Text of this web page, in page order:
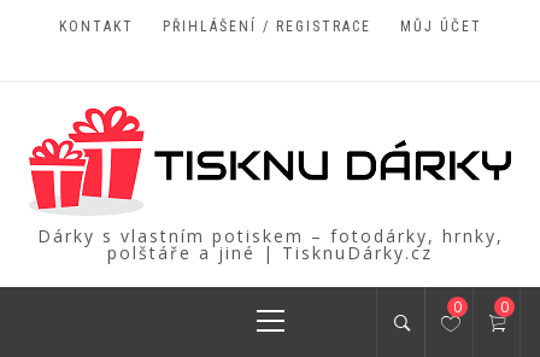
KONTAKT PŘIHLÁŠENÍ / REGISTRACE MŮJ ÚČET
Dárky s vlastním potiskem – fotodárky, hrnky,
polštáře a jiné | TisknuDárky.cz
Menu
0 0